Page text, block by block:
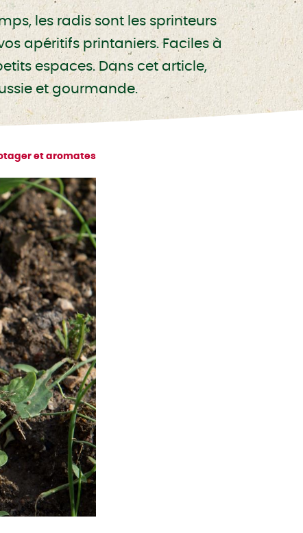
les radis sont les sprinteurs
apéritifs printaniers. Faciles à
espaces. Dans cet article,
et gourmande.
et aromates